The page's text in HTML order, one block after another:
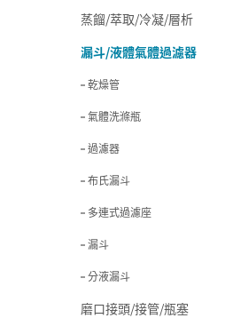
經濟型(4)
PALL(1)
ROCKER
ROBU
蒸餾/萃取/冷凝/層析
漏斗/液體氣體過濾器
乾燥管
氣體洗滌瓶
過濾器
布氏漏斗
多連式過濾座
漏斗
分液漏斗
磨口接頭/接管/瓶塞